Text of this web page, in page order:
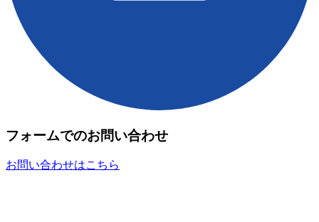
フォームでのお問い合わせ
お問い合わせはこちら